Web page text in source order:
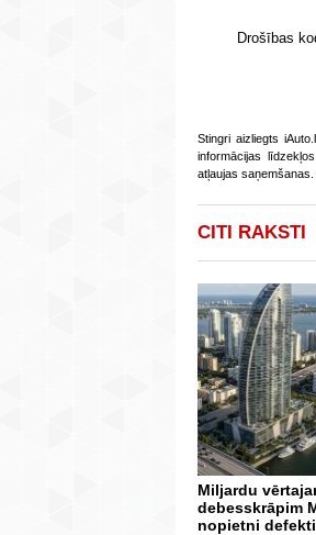
Drošības
Stingri aizliegts
informācijas
atļaujas saņemšanas.
CITI RAKSTI
Miljardu
debesskrāpim
nopietni defekti